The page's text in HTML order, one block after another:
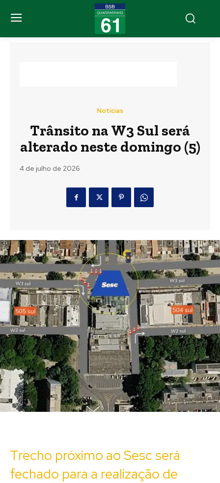
Notícias
Trânsito na W3 Sul será
alterado neste domingo (5)
4 de julho de 2026
Trecho próximo ao Sesc será
fechado para a realização de